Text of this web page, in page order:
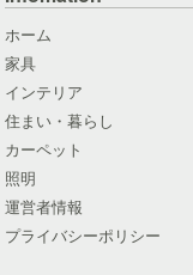
ホーム
家具
インテリア
住まい・暮らし
カーペット
照明
運営者情報
プライバシーポリシー